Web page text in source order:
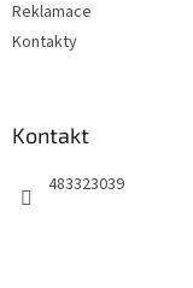
Reklamace
Kontakty
Kontakt
483323039